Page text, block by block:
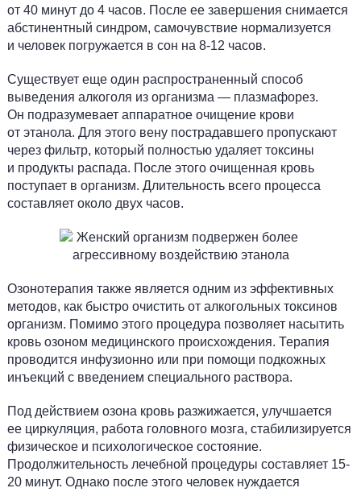
от 40 минут до 4 часов. После ее завершения снимается
абстинентный синдром, самочувствие нормализуется
и человек погружается в сон на 8-12 часов.
Существует еще один распространенный способ
выведения алкоголя из организма ­— плазмафорез.
Он подразумевает аппаратное очищение крови
от этанола. Для этого вену пострадавшего пропускают
через фильтр, который полностью удаляет токсины
и продукты распада. После этого очищенная кровь
поступает в организм. Длительность всего процесса
составляет около двух часов.
Озонотерапия также является одним из эффективных
методов, как быстро очистить от алкогольных токсинов
организм. Помимо этого процедура позволяет насытить
кровь озоном медицинского происхождения. Терапия
проводится инфузионно или при помощи подкожных
инъекций с введением специального раствора.
Под действием озона кровь разжижается, улучшается
ее циркуляция, работа головного мозга, стабилизируется
физическое и психологическое состояние.
Продолжительность лечебной процедуры составляет 15-
20 минут. Однако после этого человек нуждается